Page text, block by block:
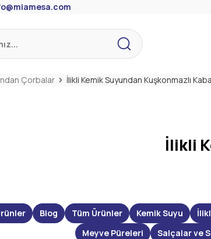
Çorbalar İlikli Kemik Suyundan Kuşkonmazlı
İlikli
Blog Tüm Ürünler Kemik Suyu
Meyve Püreleri
Salçalar ve